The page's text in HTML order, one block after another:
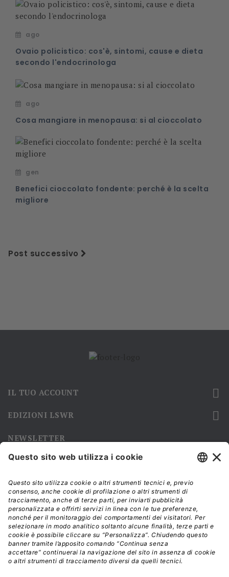
ago
Ovaio policistico: cos'è, sintomi, cause e dieta
secondo l'endocrinologa
ago
Cosa mangiare in menopausa: si al cioccolato
gen
Benefici cioccolato fondente: perché è la scelta
migliore
Post successivo
IL TUO ACCOUNT 
EDIZIONI LSWR 
NEWSLETTER
Iscriviti alla nostra newsletter e rimani sempre aggiornato sulle
Modalità di acquisto e tempi di spedizione
Diritto di recesso
Privacy policy
Termini e condizioni d'uso